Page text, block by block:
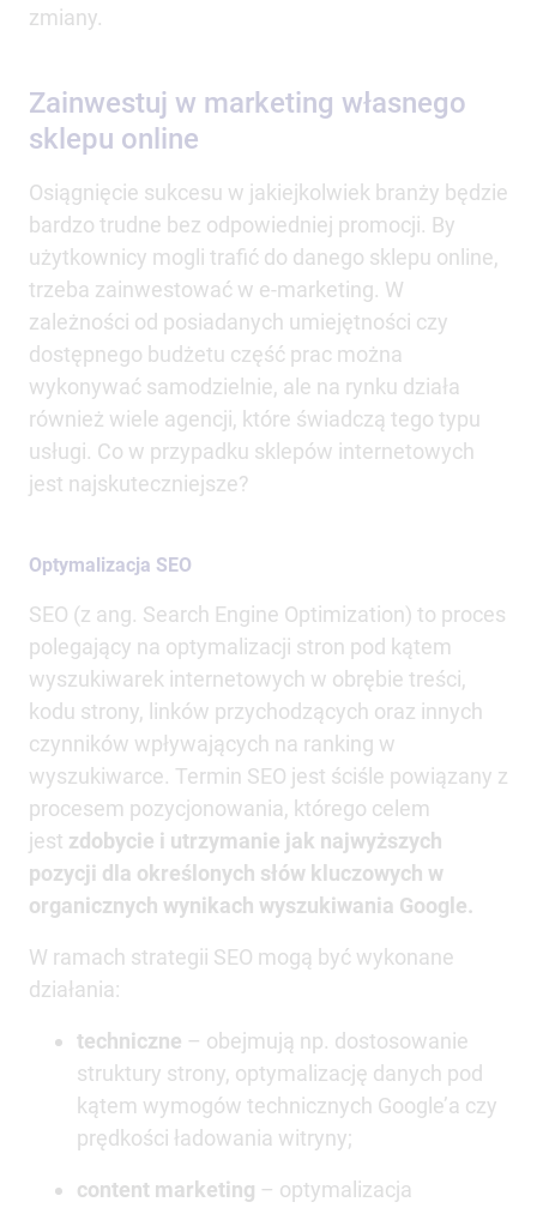
zmiany.
Zainwestuj w marketing własnego
sklepu online
Osiągnięcie sukcesu w jakiejkolwiek branży będzie
bardzo trudne bez odpowiedniej promocji. By
użytkownicy mogli trafić do danego sklepu online,
trzeba zainwestować w e-marketing. W
zależności od posiadanych umiejętności czy
dostępnego budżetu część prac można
wykonywać samodzielnie, ale na rynku działa
również wiele agencji, które świadczą tego typu
usługi. Co w przypadku sklepów internetowych
jest najskuteczniejsze?
Optymalizacja SEO
SEO (z ang. Search Engine Optimization) to proces
polegający na optymalizacji stron pod kątem
wyszukiwarek internetowych w obrębie treści,
kodu strony, linków przychodzących oraz innych
czynników wpływających na ranking w
wyszukiwarce. Termin SEO jest ściśle powiązany z
procesem pozycjonowania, którego celem
jest zdobycie i utrzymanie jak najwyższych
pozycji dla określonych słów kluczowych w
organicznych wynikach wyszukiwania Google.
W ramach strategii SEO mogą być wykonane
działania:
techniczne – obejmują np. dostosowanie
struktury strony, optymalizację danych pod
kątem wymogów technicznych Google’a czy
prędkości ładowania witryny;
content marketing – optymalizacja